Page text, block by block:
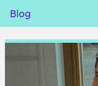
Blog